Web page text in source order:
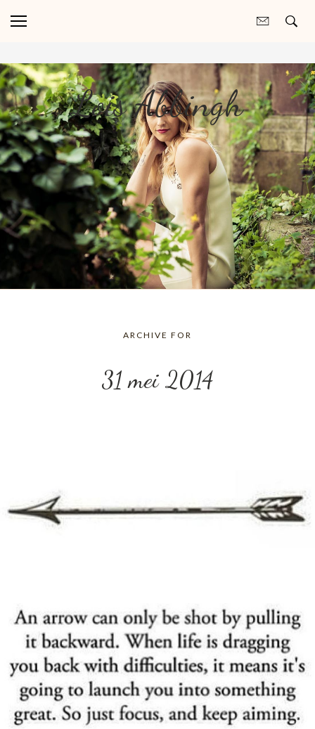
Lois Abbingh
ARCHIVE FOR
31 mei 2014